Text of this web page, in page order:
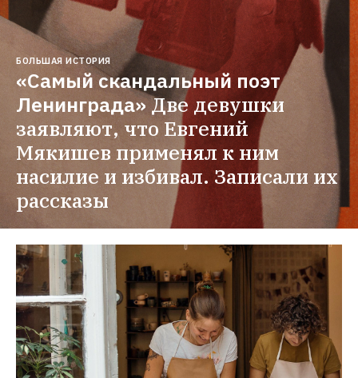
БОЛЬШАЯ ИСТОРИЯ
«Самый скандальный поэт
Ленинграда»Две девушки
заявляют, что Евгений
Мякишев применял к ним
насилие и избивал. Записали их
рассказы